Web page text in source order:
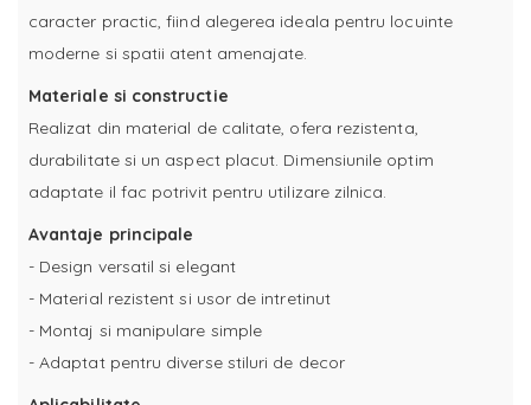
caracter practic, fiind alegerea ideala pentru locuinte
moderne si spatii atent amenajate.
Materiale si constructie
Realizat din material de calitate, ofera rezistenta,
durabilitate si un aspect placut. Dimensiunile optim
adaptate il fac potrivit pentru utilizare zilnica.
Avantaje principale
- Design versatil si elegant
- Material rezistent si usor de intretinut
- Montaj si manipulare simple
- Adaptat pentru diverse stiluri de decor